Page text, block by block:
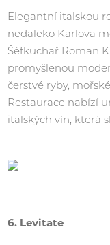
Elegantní italskou
nedaleko Karlova
Šéfkuchař Roman
promyšlenou
čerstvé ryby,
Restaurace nabízí
italských vín, která
6. Levitate